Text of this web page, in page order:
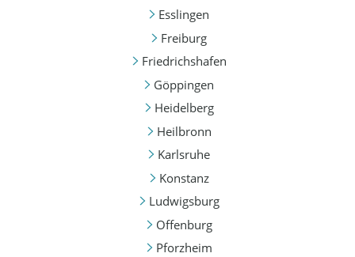
Esslingen
Freiburg
Friedrichshafen
Göppingen
Heidelberg
Heilbronn
Karlsruhe
Konstanz
Ludwigsburg
Offenburg
Pforzheim